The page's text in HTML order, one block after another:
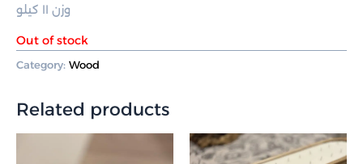
وزن ١١ كيلو
Out of stock
Category: Wood
Related products